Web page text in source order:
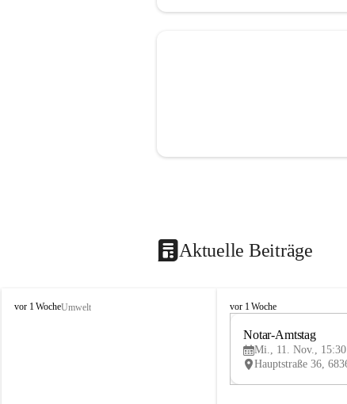
Aktuelle Beiträge
V
vor 1 WocheUmwelt
V
vor 1 Woche
Notar-Amtstag
Mi., 11. Nov., 15:30